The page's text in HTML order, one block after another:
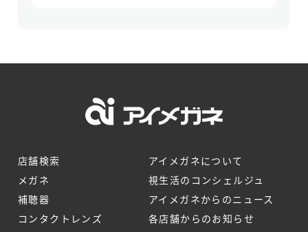
店舗検索
メガネ
補聴器
コンタクトレンズ
アイメガネについて
視生活のコンシェルジュ
アイメガネからのニュース
各店舗からのお知らせ